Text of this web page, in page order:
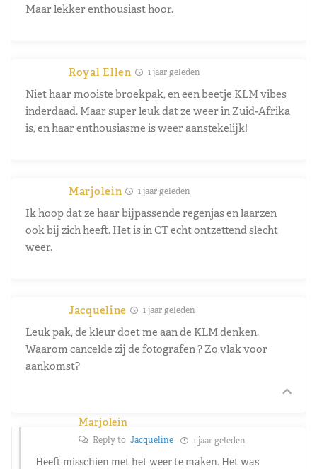
Maar lekker enthousiast hoor.
Royal Ellen 1 jaar geleden
Niet haar mooiste broekpak, en een beetje KLM vibes
inderdaad. Maar super leuk dat ze weer in Zuid-Afrika
is, en haar enthousiasme is weer aanstekelijk!
Marjolein 1 jaar geleden
Ik hoop dat ze haar bijpassende regenjas en laarzen
ook bij zich heeft. Het is in CT echt ontzettend slecht
weer.
Jacqueline 1 jaar geleden
Leuk pak, de kleur doet me aan de KLM denken.
Waarom cancelde zij de fotografen ? Zo vlak voor
aankomst?
Marjolein
Reply to Jacqueline 1 jaar geleden
Heeft misschien met het weer te maken. Het was